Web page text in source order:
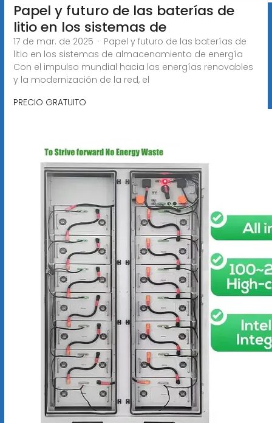
Papel y futuro de las baterías de
litio en los sistemas de
17 de mar. de 2025 · Papel y futuro de las baterías de
litio en los sistemas de almacenamiento de energía
Con el impulso mundial hacia las energías renovables
y la modernización de la red, el
PRECIO GRATUITO